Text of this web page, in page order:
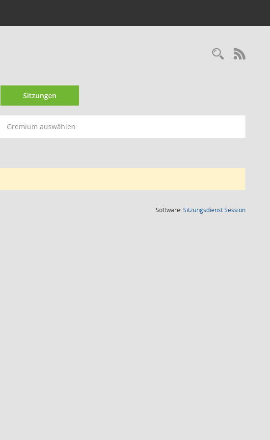
Sitzungen
Gremium auswählen
Software:SitzungsdienstSession(Wird in